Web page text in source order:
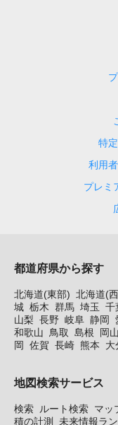
特
利用
プレミ
都道府県から探す
北海道(東部) 北海道(
城 栃木 群馬 埼玉 千
山梨 長野 岐阜 静岡
和歌山 鳥取 島根 岡山
岡
佐賀 長崎 熊本 大
地図検索サービス
検索 ルート検索 マッ
積の計測
未来情報ラ